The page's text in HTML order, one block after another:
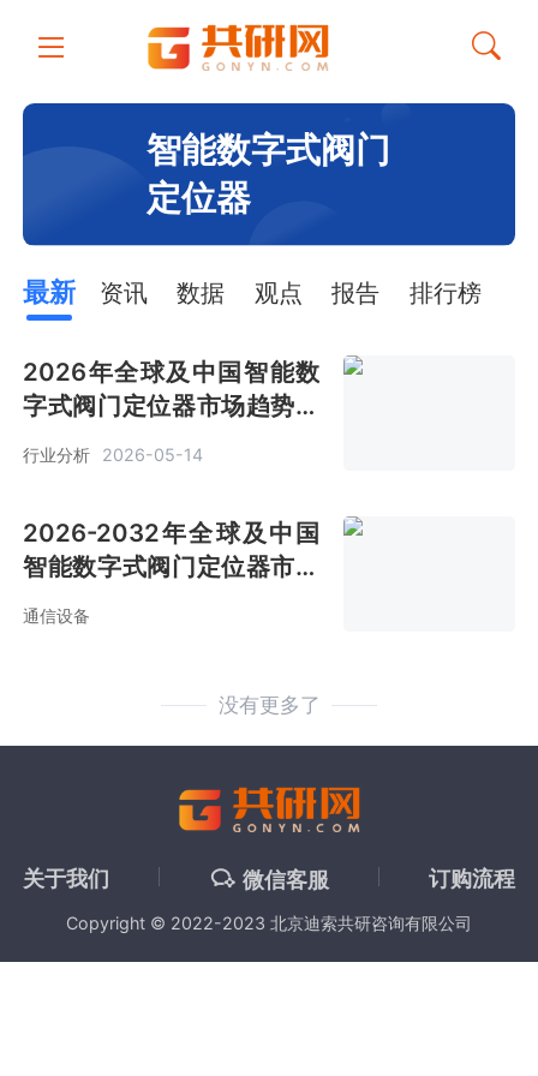
智能数字式阀门
定位器
最新 资讯 数据 观点 报告 排行榜
2026年全球及中国智能数
字式阀门定位器市场趋势分
析：我国占全球比例维持在
24%[图]
行业分析 2026-05-14
2026-2032年全球及中国
智能数字式阀门定位器市场
全景调查与市场分析预测报
告
通信设备
没有更多了
关于我们 微信客服 订购流程
Copyright © 2022-2023 北京迪索共研咨询有限公司